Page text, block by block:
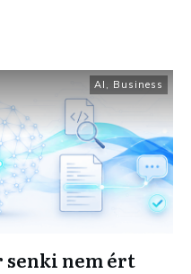
AI Business
senki nem ért